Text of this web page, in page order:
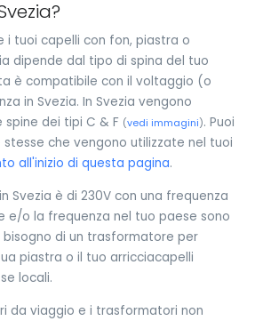
i tuoi capelli con fon, piastra o
dipende dal tipo di spina del tuo
è compatibile con il voltaggio (o
in Svezia. In Svezia vengono
dei tipi C & F (vedi immagini). Puoi
che vengono utilizzate nel tuoi
all'inizio di questa pagina.
Svezia è di 230V con una frequenza
e/o la frequenza nel tuo paese sono
di un trasformatore per
piastra o il tuo arricciacapelli
locali.
da viaggio e i trasformatori non